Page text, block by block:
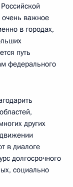
важное
в городах,
путь
федерального
других
в диалоге
долгосрочного
социально